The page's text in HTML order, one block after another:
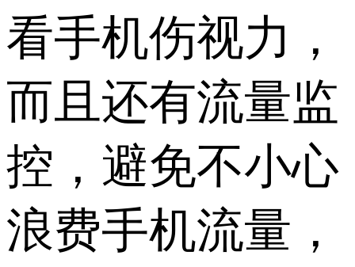
看手机伤视力，
而且还有流量监
控，避免不小心
浪费手机流量，